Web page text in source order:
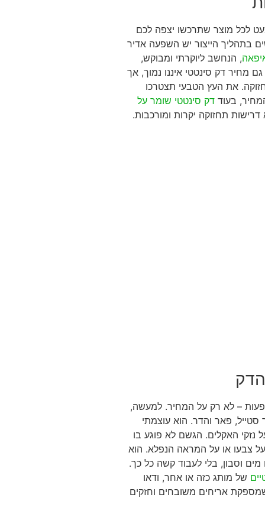
לכל מוצר שתרכשו יצפה לכם
בתהליך הייצור יש השפעה אדיר
, הנחשב ליוקרתי ומבוקש,
מחיר דק סינטטי איננו נמוך, אך
את העץ הטבעי תצטרכו
בעוד דק סינטטי שומר על
תחזוקה יקרות ומורכבות.
– לא רק על המחיר. למעשה,
פאר והדר. הוא עוצמתי
נזקי האקלים. הגשם לא פוגע בו
צבעו או על המראה הנפלא. הוא
וסבון, בלי לעבוד קשה כל כך.
של מותג כזה או אחר, ודאו
אריחים משובחים וחזקים